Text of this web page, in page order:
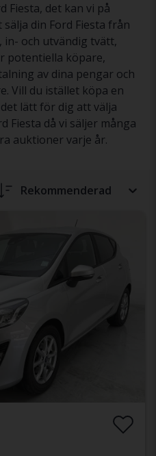
Fiesta, det kan vi på
din Ford Fiesta från
och utvändig tvätt,
potentiella köpare,
av dina pengar och
Vill du istället köpa en
lätt för dig att välja
Fiesta då vi säljer många
auktioner varje år.
Rekommenderad